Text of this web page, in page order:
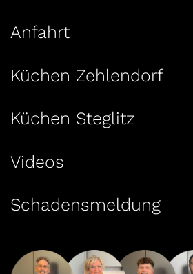
Anfahrt
Küchen Zehlendorf
Küchen Steglitz
Videos
Schadensmeldung